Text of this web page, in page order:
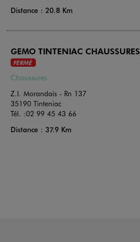
Distance : 20.8 Km
GEMO TINTENIAC CHAUSSURES
FERMÉ
Chaussures
Z.I. Morandais - Rn 137
35190 Tinteniac
Tél. :02 99 45 43 66
Distance : 37.9 Km